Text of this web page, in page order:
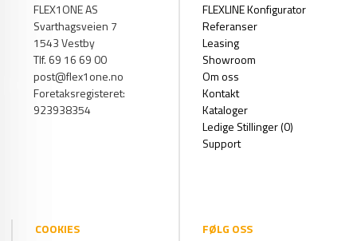
FLEX1ONE AS
Svarthagsveien 7
1543 Vestby
Tlf. 69 16 69 00
post@flex1one.no
Foretaksregisteret:
923938354
FLEXLINE Konfigurator
Referanser
Leasing
Showroom
Om oss
Kontakt
Kataloger
Ledige Stillinger (0)
Support
COOKIES
FØLG OSS